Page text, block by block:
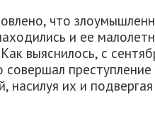
что
и ее
выяснилось, с
насилуя их и